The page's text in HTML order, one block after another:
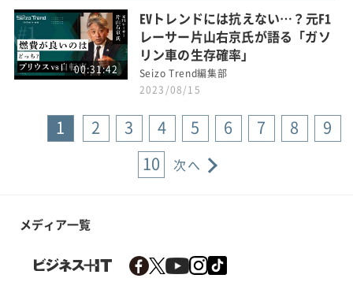
00:31:42
EVトレンドには抗えない…？元F1
レーサー片山右京氏が語る「ガソ
リン車の生存確率」
Seizo Trend編集部
2023/08/15
1 2 3 4 5 6 7 8
9
10
次へ
メディア一覧